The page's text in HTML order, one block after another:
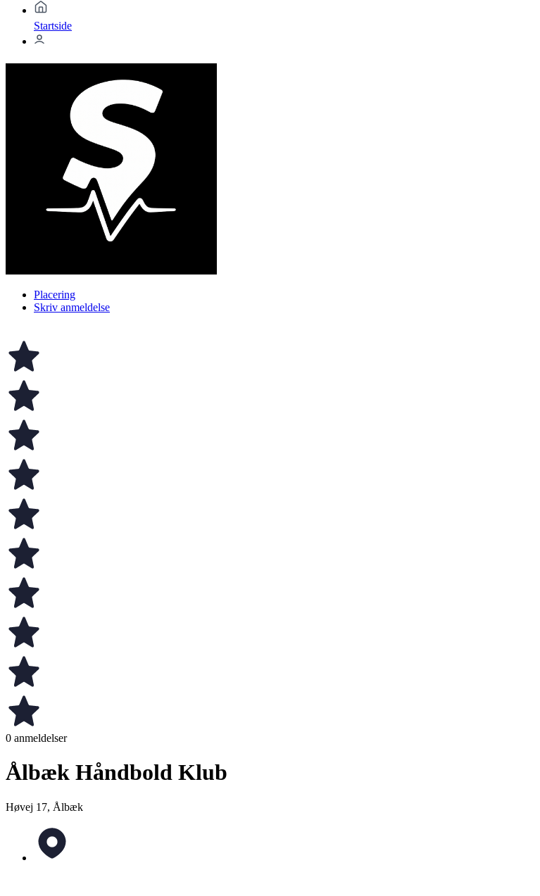
Startside
Placering
Skriv anmeldelse
0 anmeldelser
Ålbæk Håndbold Klub
Høvej 17, Ålbæk